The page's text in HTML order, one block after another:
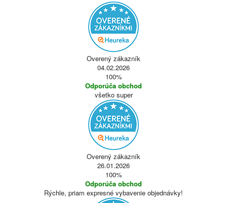
Overený zákazník
04.02.2026
100%
Odporúča obchod
všetko super
Overený zákazník
26.01.2026
100%
Odporúča obchod
Rýchle, priam expresné vybavenie objednávky!